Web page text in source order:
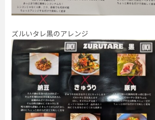
ズルいタレ黒のアレンジ